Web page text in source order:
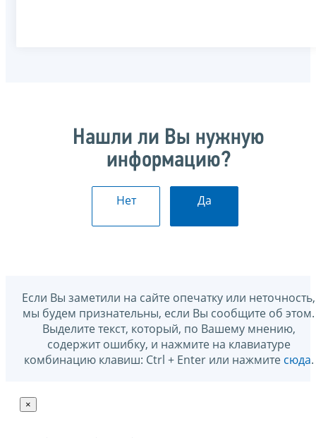
Нашли ли Вы нужную
информацию?
Нет Да
Если Вы заметили на сайте опечатку или неточность,
мы будем признательны, если Вы сообщите об этом.
Выделите текст, который, по Вашему мнению,
содержит ошибку, и нажмите на клавиатуре
комбинацию клавиш: Ctrl + Enter или нажмите сюда.
×